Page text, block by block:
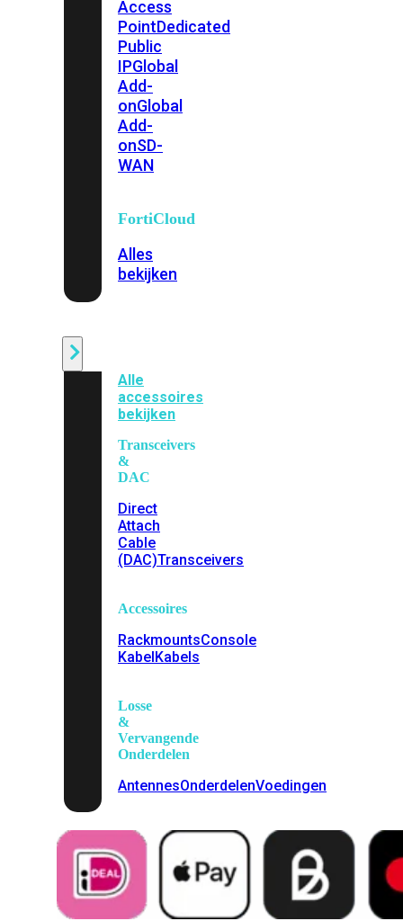
Access
PointDedicated
Public
IPGlobal
Add-
onGlobal
Add-
onSD-
WAN
FortiCloud
Alles
bekijken
Alle
accessoires
bekijken
Transceivers
&
DAC
Direct
Attach
Cable
(DAC)Transceivers
Accessoires
RackmountsConsole
KabelKabels
Losse
&
Vervangende
Onderdelen
AntennesOnderdelenVoedingen